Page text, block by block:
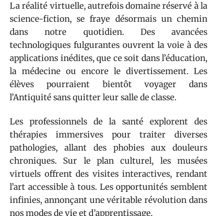
La réalité virtuelle, autrefois domaine réservé à la
science-fiction, se fraye désormais un chemin
dans notre quotidien. Des avancées
technologiques fulgurantes ouvrent la voie à des
applications inédites, que ce soit dans l’éducation,
la médecine ou encore le divertissement. Les
élèves pourraient bientôt voyager dans
l’Antiquité sans quitter leur salle de classe.
Les professionnels de la santé explorent des
thérapies immersives pour traiter diverses
pathologies, allant des phobies aux douleurs
chroniques. Sur le plan culturel, les musées
virtuels offrent des visites interactives, rendant
l’art accessible à tous. Les opportunités semblent
infinies, annonçant une véritable révolution dans
nos modes de vie et d’apprentissage.